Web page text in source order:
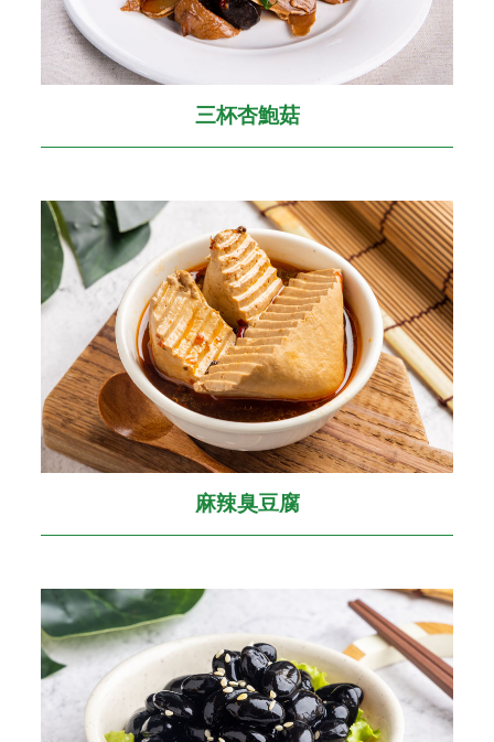
三杯杏鮑菇
麻辣臭豆腐